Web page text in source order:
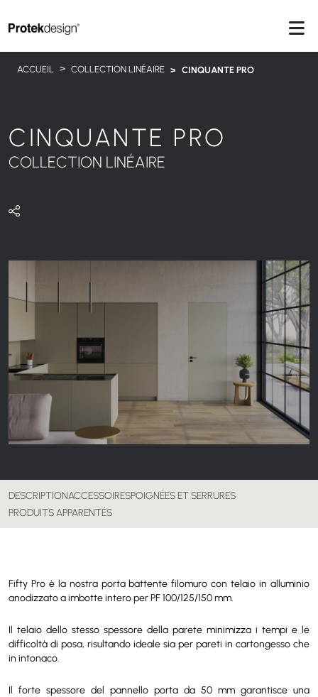
ACCUEIL COLLECTION LINÉAIRE CINQUANTE PRO
CINQUANTE PRO
COLLECTION LINÉAIRE
DESCRIPTIONACCESSOIRESPOIGNÉES ET SERRURES
PRODUITS APPARENTÉS
Fifty Pro è la nostra porta battente filomuro con telaio in alluminio
anodizzato a imbotte intero per PF 100/125/150 mm.
Il telaio dello stesso spessore della parete minimizza i tempi e le
difficoltà di posa, risultando ideale sia per pareti in cartongesso che
in intonaco.
Il forte spessore del pannello porta da 50 mm garantisce una